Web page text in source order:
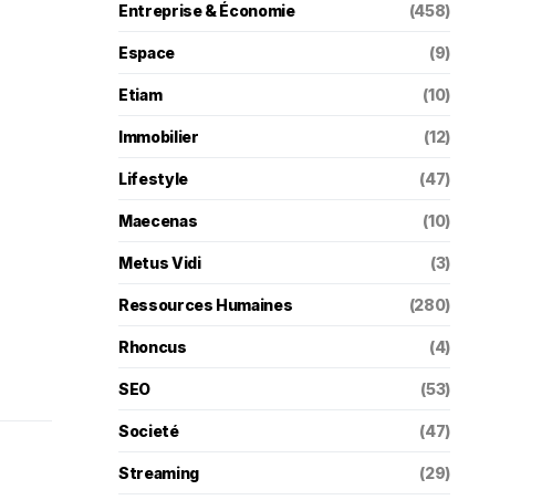
Entreprise & Économie (458)
Espace (9)
Etiam (10)
Immobilier (12)
Lifestyle (47)
Maecenas (10)
Metus Vidi (3)
Ressources Humaines (280)
Rhoncus (4)
SEO (53)
Societé (47)
Streaming (29)